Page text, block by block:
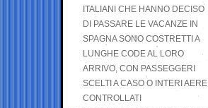
ITALIANI CHE HANNO DECISO
DI PASSARE LE VACANZE IN
SPAGNA SONO COSTRETTI A
LUNGHE CODE AL LORO
ARRIVO, CON PASSEGGERI
SCELTI A CASO O INTERI AEREI
CONTROLLATI